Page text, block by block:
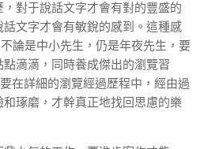
對于說話文字才會有對的豐盛的
文字才會有敏銳的感到。這種感
不論是中小先生，仍是年夜先生，要
滴滴，同時養成傑出的瀏覽習
在詳細的瀏覽經過歷程中，經由過
琢磨，才幹真正地找回思慮的樂